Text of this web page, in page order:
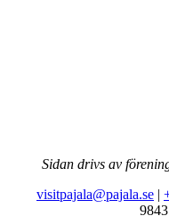
Sidan drivs av
visitpajala@pajala.se |